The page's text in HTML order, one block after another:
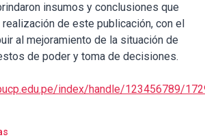
insumos y conclusiones que
de este publicación, con el
al mejoramiento de la situación de
de poder y toma de decisiones.
index/handle/123456789/